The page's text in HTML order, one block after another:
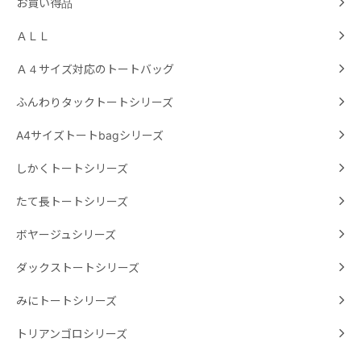
お買い得品
ＡＬＬ
Ａ４サイズ対応のトートバッグ
ふんわりタックトートシリーズ
A4サイズトートbagシリーズ
しかくトートシリーズ
たて長トートシリーズ
ボヤージュシリーズ
ダックストートシリーズ
みにトートシリーズ
トリアンゴロシリーズ